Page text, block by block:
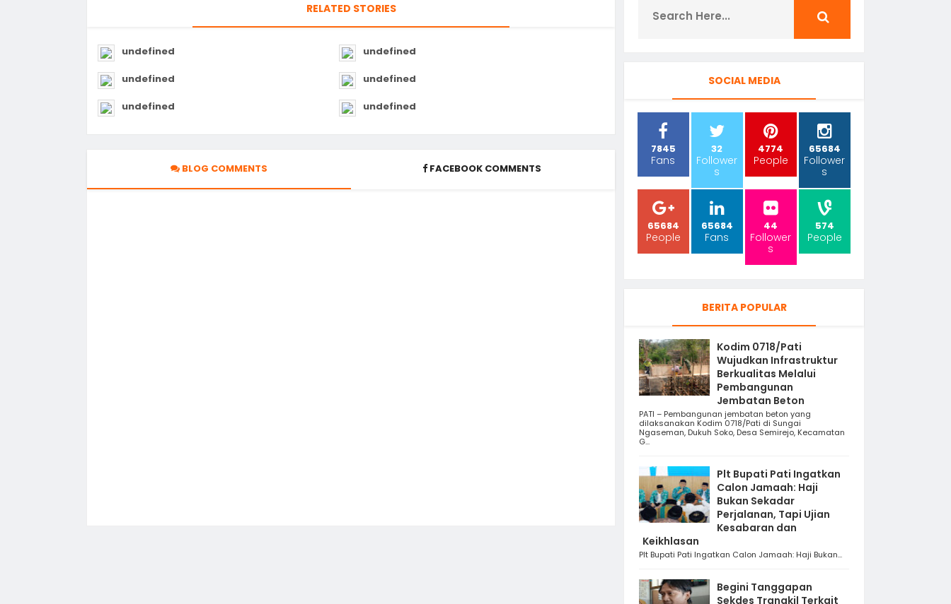
RELATED STORIES
undefined undefined
undefined undefined
undefined undefined
BLOG COMMENTS FACEBOOK COMMENTS
SOCIAL MEDIA
7845
Fans
32
Follower
s
4774
People
65684
Follower
s
65684
People
65684
Fans
44
Follower
s
574
People
BERITA POPULAR
Kodim 0718/Pati
Wujudkan Infrastruktur
Berkualitas Melalui
Pembangunan
Jembatan Beton
PATI – Pembangunan jembatan beton yang
dilaksanakan Kodim 0718/Pati di Sungai
Ngaseman, Dukuh Soko, Desa Semirejo, Kecamatan
G...
Plt Bupati Pati Ingatkan
Calon Jamaah: Haji
Bukan Sekadar
Perjalanan, Tapi Ujian
Kesabaran dan
Keikhlasan
Plt Bupati Pati Ingatkan Calon Jamaah: Haji Bukan...
Begini Tanggapan
Sekdes Trangkil Terkait